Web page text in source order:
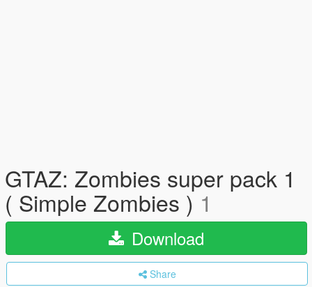
GTAZ: Zombies super pack 1
( Simple Zombies ) 1
Download
Share